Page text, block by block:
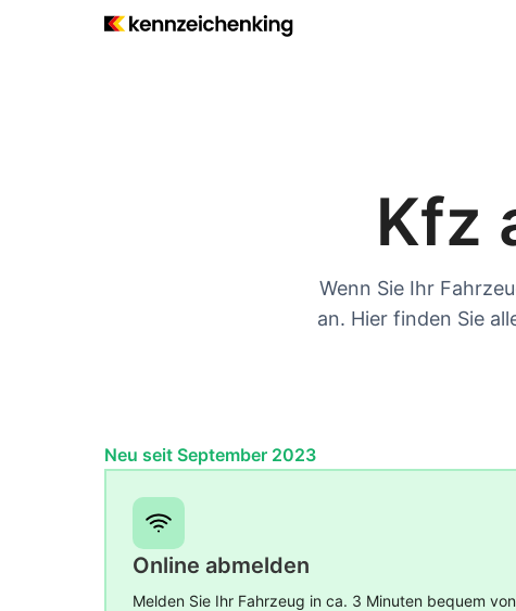
Kfz
Wenn Sie Ihr
an. Hier finden Sie
Neu seit September 2023
Online abmelden
Melden Sie Ihr Fahrzeug in ca. 3 Minuten bequem